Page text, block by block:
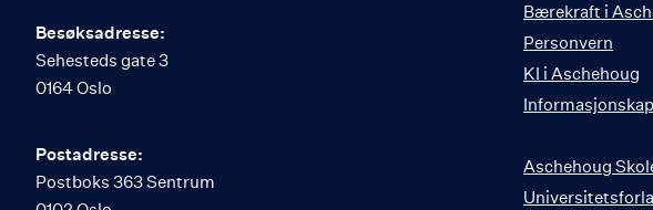
Besøksadresse:
Sehesteds gate 3
0164 Oslo
Postadresse:
Postboks 363 Sentrum
Bærekraft i
Personvern
KI i Aschehoug
Aschehoug